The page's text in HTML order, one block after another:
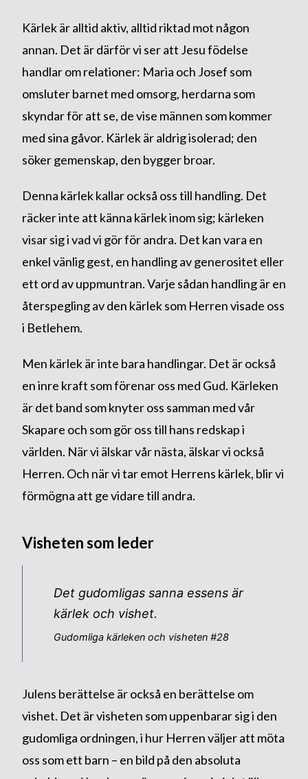
Kärlek är alltid aktiv, alltid riktad mot någon
annan. Det är därför vi ser att Jesu födelse
handlar om relationer: Maria och Josef som
omsluter barnet med omsorg, herdarna som
skyndar för att se, de vise männen som kommer
med sina gåvor. Kärlek är aldrig isolerad; den
söker gemenskap, den bygger broar.
Denna kärlek kallar också oss till handling. Det
räcker inte att känna kärlek inom sig; kärleken
visar sig i vad vi gör för andra. Det kan vara en
enkel vänlig gest, en handling av generositet eller
ett ord av uppmuntran. Varje sådan handling är en
återspegling av den kärlek som Herren visade oss
i Betlehem.
Men kärlek är inte bara handlingar. Det är också
en inre kraft som förenar oss med Gud. Kärleken
är det band som knyter oss samman med vår
Skapare och som gör oss till hans redskap i
världen. När vi älskar vår nästa, älskar vi också
Herren. Och när vi tar emot Herrens kärlek, blir vi
förmögna att ge vidare till andra.
Visheten som leder
Det gudomligas sanna essens är
kärlek och vishet.
Gudomliga kärleken och visheten #28
Julens berättelse är också en berättelse om
vishet. Det är visheten som uppenbarar sig i den
gudomliga ordningen, i hur Herren väljer att möta
oss som ett barn – en bild på den absoluta